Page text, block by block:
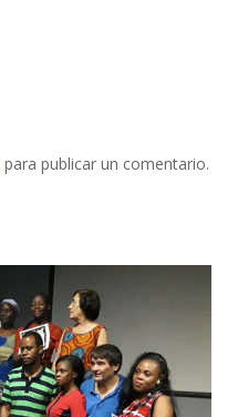
para publicar un comentario.